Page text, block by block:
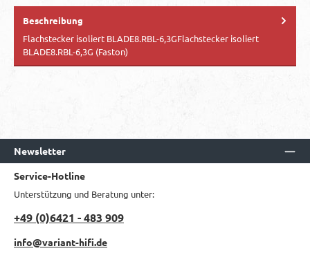
Beschreibung
Flachstecker isoliert BLADE8.RBL-6,3GFlachstecker isoliert
BLADE8.RBL-6,3G (Faston)
Newsletter
Service-Hotline
Unterstützung und Beratung unter:
+49 (0)6421 - 483 909
info@variant-hifi.de